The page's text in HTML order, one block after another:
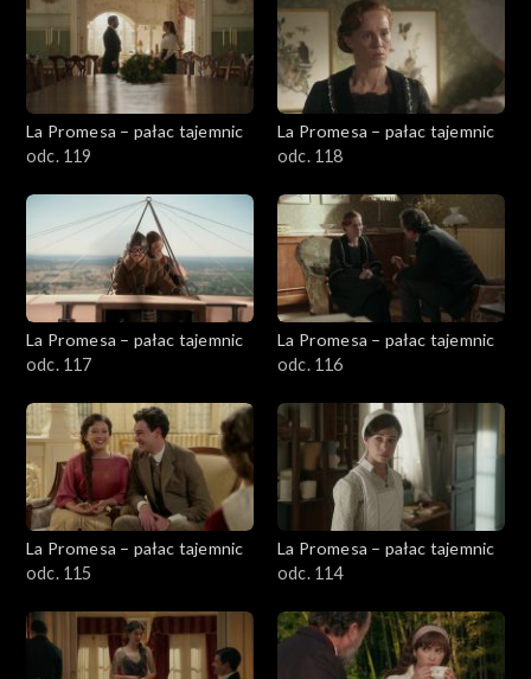
La Promesa – pałac tajemnic
odc. 119
La Promesa – pałac tajemnic
odc. 118
La Promesa – pałac tajemnic
odc. 117
La Promesa – pałac tajemnic
odc. 116
La Promesa – pałac tajemnic
odc. 115
La Promesa – pałac tajemnic
odc. 114